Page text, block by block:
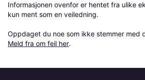
Informasjonen ovenfor er hentet fra ulike
kun ment som en veiledning.
Oppdaget du noe som ikke stemmer med
Meld fra om feil her.